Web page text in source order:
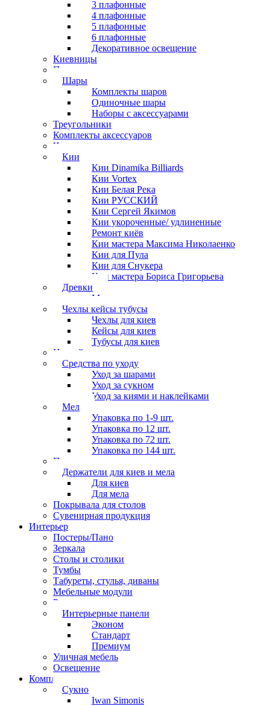
3 плафонные
4 плафонные
5 плафонные
6 плафонные
Декоративное освещение
Киевницы
Полочки
Шары
Комплекты шаров
Одиночные шары
Наборы с аксессуарами
Треугольники
Комплекты аксессуаров
Часы
Кии
Кии Dinamika Billiards
Кии Vortex
Кии Белая Река
Кии РУССКИЙ
Кии Сергей Якимов
Кии укороченные/ удлиненные
Ремонт киёв
Кии мастера Максима Николаенко
Кии для Пула
Кии для Снукера
Кии мастера Бориса Григорьева
Древки
Мосты для киев
Чехлы кейсы тубусы
Чехлы для киев
Кейсы для киев
Тубусы для киев
Наклейки
Средства по уходу
Уход за шарами
Уход за сукном
Уход за киями и наклейками
Мел
Упаковка по 1-9 шт.
Упаковка по 12 шт.
Упаковка по 72 шт.
Упаковка по 144 шт.
Перчатки
Держатели для киев и мела
Для киев
Для мела
Покрывала для столов
Сувенирная продукция
Интерьер
Постеры/Пано
Зеркала
Столы и столики
Тумбы
Табуреты, стулья, диваны
Мебельные модули
Рамы под картины
Интерьерные панели
Эконом
Стандарт
Премиум
Уличная мебель
Освещение
Комплектующие
Сукно
Iwan Simonis